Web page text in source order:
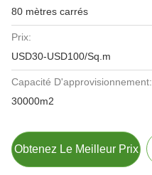
80 mètres carrés
Prix:
USD30-USD100/Sq.m
Capacité D'approvisionnement:
30000m2
Obtenez Le Meilleur Prix